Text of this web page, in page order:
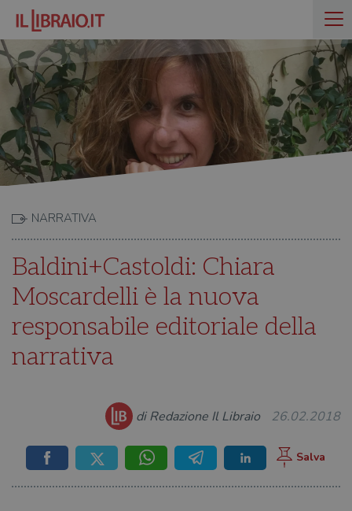
NARRATIVA
Baldini+Castoldi: Chiara
Moscardelli è la nuova
responsabile editoriale della
narrativa
di Redazione Il Libraio 26.02.2018